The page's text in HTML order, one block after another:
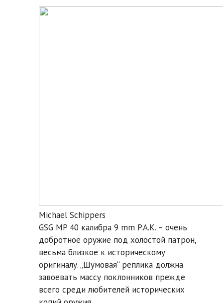
Michael Schippers
GSG MP 40 калибра 9 mm P.A.K. – очень
добротное оружие под холостой патрон,
весьма близкое к историческому
оригиналу. „Шумовая“ реплика должна
завоевать массу поклонников прежде
всего среди любителей исторических